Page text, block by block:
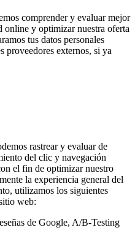
comprender y evaluar mejor
online y optimizar nuestra oferta
tus datos personales
proveedores externos, si ya
rastrear y evaluar de
del clic y navegación
el fin de optimizar nuestro
la experiencia general del
utilizamos los siguientes
web:
de Google, A/B-Testing